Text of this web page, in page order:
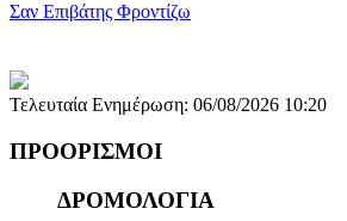
Σαν Επιβάτης Φροντίζω
Τελευταία Ενημέρωση: 06/08/2026 10:20
ΠΡΟΟΡΙΣΜΟΙ
ΔΡΟΜΟΛΟΓΙΑ